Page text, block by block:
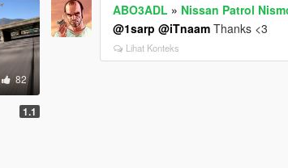
82
1.1
ABO3ADL » Nissan Patrol
@1sarp @iTnaam Thanks <3
Lihat Konteks